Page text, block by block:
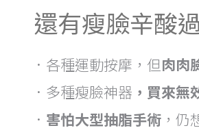
還有瘦臉辛酸
．各種運動按摩，但肉肉
．多種瘦臉神器 ，買來無
． 害怕大型抽脂手術，仍